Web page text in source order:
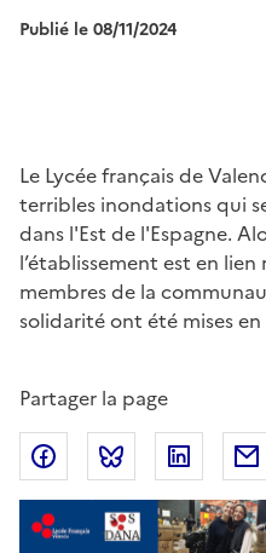
Publié le 08/11/2024
Chapo
Le Lycée français de
terribles inondations qui
dans l'Est de l'Espagne.
l’établissement est en
membres de la
solidarité ont été mises en
Partager la page
Partager sur Facebook
Partager sur